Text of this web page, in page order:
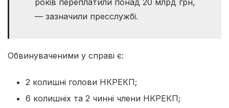
років переплатили понад 20 млрд грн,
— зазначили пресслужбі.
Обвинуваченими у справі є:
2 колишні голови НКРЕКП;
6 колишніх та 2 чинні члени НКРЕКП;